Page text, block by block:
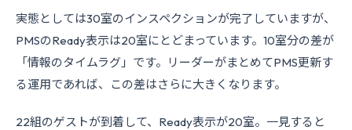
実態としては30室のインスペクションが完了していますが、
PMSのReady表示は20室にとどまっています。10室分の差が
「情報のタイムラグ」です。リーダーがまとめてPMS更新す
る運用であれば、この差はさらに大きくなります。
22組のゲストが到着して、Ready表示が20室。一見すると